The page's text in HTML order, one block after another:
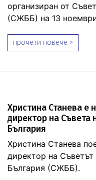
организиран от
(СЖББ) на 13
прочети повече >
Христина Станева е
директор на Съвета
България
Христина Станева
директор на
България (СЖББ).